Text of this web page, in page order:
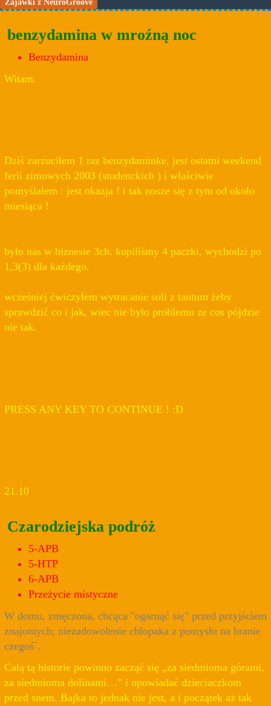
Zajawki z NeuroGroove
benzydamina w mroźną noc
Benzydamina
Witam.
Dziś zarzuciłem 1 raz benzydaminke. jest ostatni weekend
ferii zimowych 2003 (studenckich ) i właściwie
pomyślałem : jest okazja ! i tak nosze się z tym od około
miesiąca !
było nas w biznesie 3ch. kupiliśmy 4 paczki, wychodzi po
1,3(3) dla każdego.
wcześniej ćwiczyłem wytracanie soli z tantum żeby
sprawdzić co i jak, wiec nie było problemu ze cos pójdzie
nie tak.
PRESS ANY KEY TO CONTINUE ! :D
21.10
Czarodziejska podróż
5-APB
5-HTP
6-APB
Przeżycie mistyczne
W domu, zmęczona, chcąca "ogarnąć się" przed przyjściem
znajomych; niezadowolenie chłopaka z pomysłu na branie
czegoś´.
Całą tą historie powinno zacząć się „za siedmioma górami,
za siedmioma dolinami…” i opowiadać dzieciaczkom
przed snem. Bajka to jednak nie jest, a i początek aż tak